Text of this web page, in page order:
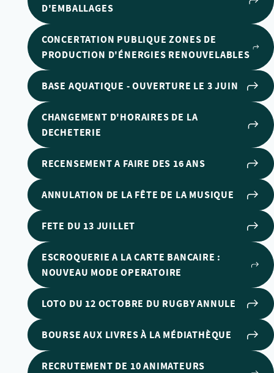
D'EMBALLAGES
CONCERTATION PUBLIQUE ZONES DE
PRODUCTION D'ÉNERGIES RENOUVELABLES
BASE AQUATIQUE - OUVERTURE LE 3 JUIN
CHANGEMENT D'HORAIRES DE LA
DECHETERIE
RECENSEMENT A FAIRE DES 16 ANS
ANNULATION DE LA FÊTE DE LA MUSIQUE
FETE DU 13 JUILLET
ESCROQUERIE A LA CARTE BANCAIRE :
NOUVEAU MODE OPERATOIRE
LOTO DU 12 OCTOBRE DU RUGBY ANNULE
BOURSE AUX LIVRES À LA MÉDIATHÈQUE
RECRUTEMENT DE 10 ANIMATEURS